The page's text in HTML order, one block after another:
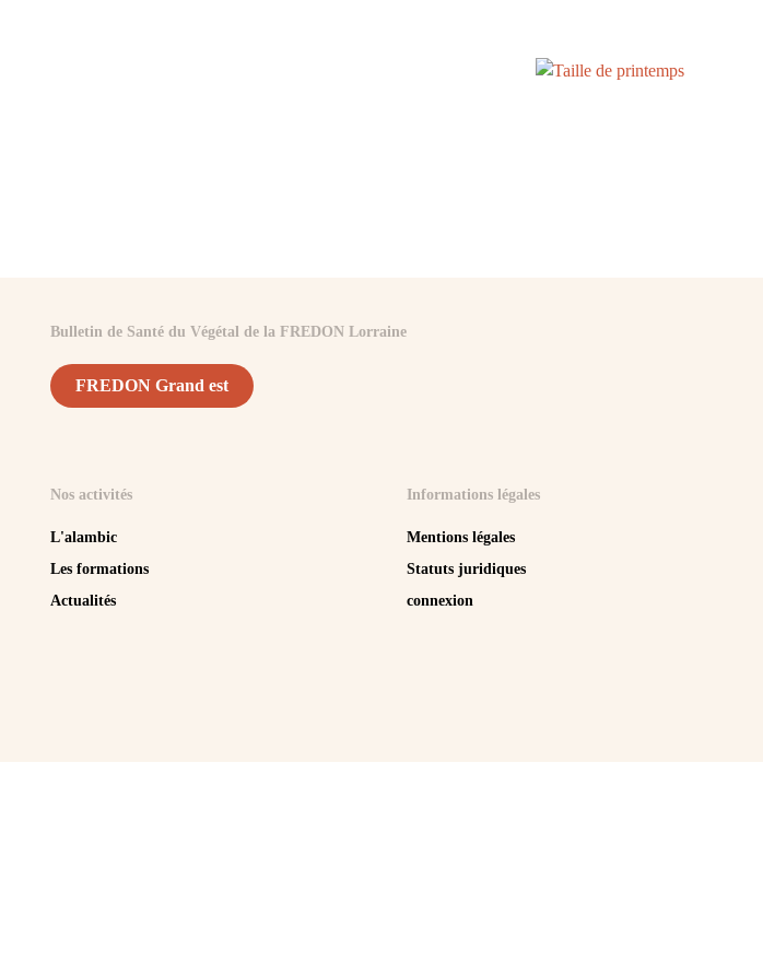
Bulletin de Santé du Végétal de la FREDON Lorraine
FREDON Grand est
Nos activités
L'alambic
Les formations
Actualités
Informations légales
Mentions légales
Statuts juridiques
connexion